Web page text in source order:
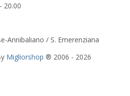
20.00
Annibaliano / S. Emerenziana
Migliorshop ® 2006 - 2026